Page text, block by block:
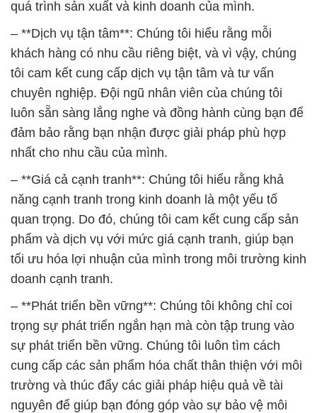
quá trình sản xuất và kinh doanh của mình.
– **Dịch vụ tận tâm**: Chúng tôi hiểu rằng mỗi
khách hàng có nhu cầu riêng biệt, và vì vậy, chúng
tôi cam kết cung cấp dịch vụ tận tâm và tư vấn
chuyên nghiệp. Đội ngũ nhân viên của chúng tôi
luôn sẵn sàng lắng nghe và đồng hành cùng bạn để
đảm bảo rằng bạn nhận được giải pháp phù hợp
nhất cho nhu cầu của mình.
– **Giá cả cạnh tranh**: Chúng tôi hiểu rằng khả
năng cạnh tranh trong kinh doanh là một yếu tố
quan trọng. Do đó, chúng tôi cam kết cung cấp sản
phẩm và dịch vụ với mức giá cạnh tranh, giúp bạn
tối ưu hóa lợi nhuận của mình trong môi trường kinh
doanh cạnh tranh.
– **Phát triển bền vững**: Chúng tôi không chỉ coi
trọng sự phát triển ngắn hạn mà còn tập trung vào
sự phát triển bền vững. Chúng tôi luôn tìm cách
cung cấp các sản phẩm hóa chất thân thiện với môi
trường và thúc đẩy các giải pháp hiệu quả về tài
nguyên để giúp bạn đóng góp vào sự bảo vệ môi